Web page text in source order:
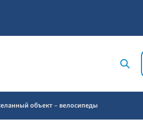
объект – велосипеды